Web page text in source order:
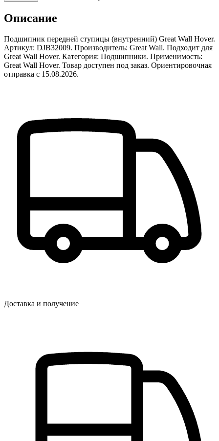
Описание
Подшипник передней ступицы (внутренний) Great Wall Hover.
Артикул: DJB32009. Производитель: Great Wall. Подходит для
Great Wall Hover. Категория: Подшипники. Применимость:
Great Wall Hover. Товар доступен под заказ. Ориентировочная
отправка с 15.08.2026.
Доставка и получение